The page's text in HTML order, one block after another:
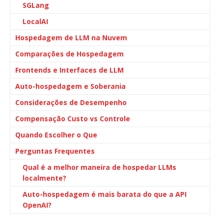
SGLang
LocalAI
Hospedagem de LLM na Nuvem
Comparações de Hospedagem
Frontends e Interfaces de LLM
Auto-hospedagem e Soberania
Considerações de Desempenho
Compensação Custo vs Controle
Quando Escolher o Que
Perguntas Frequentes
Qual é a melhor maneira de hospedar LLMs
localmente?
Auto-hospedagem é mais barata do que a API
OpenAI?